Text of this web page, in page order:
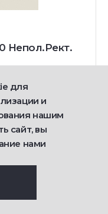
Непол.Рект.
для
и
нашим
сайт, вы
нами